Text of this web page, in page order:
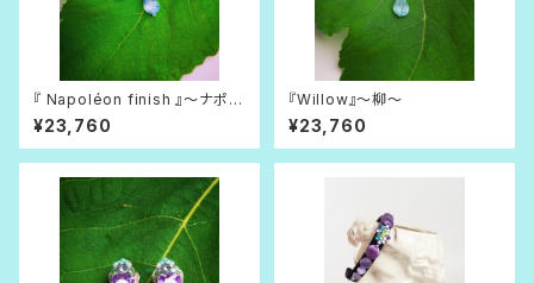
『 Napoléon finish 』〜ナポレ
オンフィッシュ〜
¥23,760
『Willow』〜柳〜
¥23,760